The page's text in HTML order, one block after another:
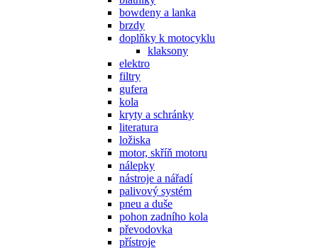
bowdeny a lanka
brzdy
doplňky k motocyklu
klaksony
elektro
filtry
gufera
kola
kryty a schránky
literatura
ložiska
motor, skříň motoru
nálepky
nástroje a nářadí
palivový systém
pneu a duše
pohon zadního kola
převodovka
přístroje